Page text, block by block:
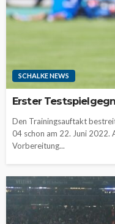
SCHALKE NEWS
Erster
Den Trainingsauftakt
04 schon am 22. Juni 2022.
Vorbereitung...